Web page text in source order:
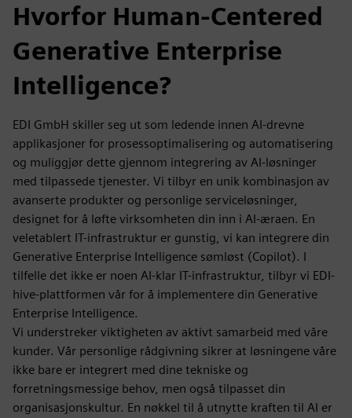
Hvorfor Human-Centered
Generative Enterprise
Intelligence?
EDI GmbH skiller seg ut som ledende innen AI-drevne
applikasjoner for prosessoptimalisering og automatisering
og muliggjør dette gjennom integrering av AI-løsninger
med tilpassede tjenester. Vi tilbyr en unik kombinasjon av
avanserte produkter og personlige serviceløsninger,
designet for å løfte virksomheten din inn i AI-æraen. En
veletablert IT-infrastruktur er gunstig, vi kan integrere din
Generative Enterprise Intelligence sømløst (Copilot). I
tilfelle det ikke er noen AI-klar IT-infrastruktur, tilbyr vi EDI-
hive-plattformen vår for å implementere din Generative
Enterprise Intelligence.
Vi understreker viktigheten av aktivt samarbeid med våre
kunder. Vår personlige rådgivning sikrer at løsningene våre
ikke bare er integrert med dine tekniske og
forretningsmessige behov, men også tilpasset din
organisasjonskultur. En nøkkel til å utnytte kraften til AI er